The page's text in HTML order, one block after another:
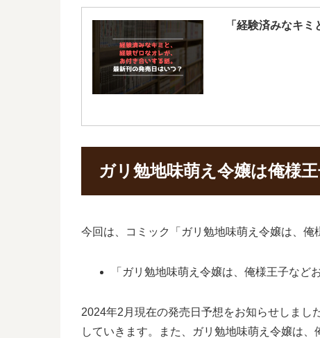
「経験済みなキ
ガリ勉地味萌え令嬢は俺様
今回は、コミック「ガリ勉地味萌え令嬢は、
「ガリ勉地味萌え令嬢は、俺様王子など
2024年2月現在の発売日予想をお知らせしま
していきます。また、ガリ勉地味萌え令嬢は